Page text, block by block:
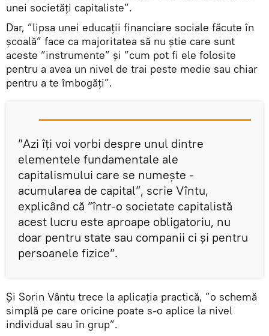
unei societăți capitaliste”.
Dar, ”lipsa unei educații financiare sociale făcute în
școală” face ca majoritatea să nu știe care sunt
aceste ”instrumente” și ”cum pot fi ele folosite
pentru a avea un nivel de trai peste medie sau chiar
pentru a te îmbogăți”.
”Azi îți voi vorbi despre unul dintre
elementele fundamentale ale
capitalismului care se numește -
acumularea de capital”, scrie Vîntu,
explicând că ”într-o societate capitalistă
acest lucru este aproape obligatoriu, nu
doar pentru state sau companii ci și pentru
persoanele fizice”.
Și Sorin Vântu trece la aplicația practică, ”o schemă
simplă pe care oricine poate s-o aplice la nivel
individual sau în grup”.